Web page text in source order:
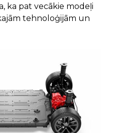
ka pat vecākie modeļi
tehnoloģijām un